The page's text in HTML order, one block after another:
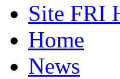
Site FRI
Home
News